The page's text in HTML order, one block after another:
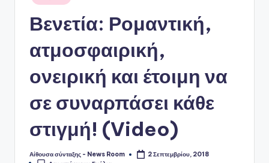
σε
Βενετία: Ρομαντική,
ατμοσφαιρική,
ονειρική και έτοιμη να
σε συναρπάσει κάθε
στιγμή! (Video)
Συγγραφέας:
Αίθουσα σύνταξης - News Room
2 Σεπτεμβρίου, 2018